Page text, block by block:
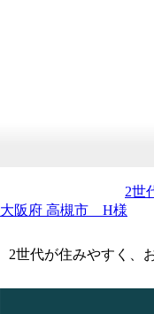
大阪府 高槻市 H様
2世代が住みやすく、